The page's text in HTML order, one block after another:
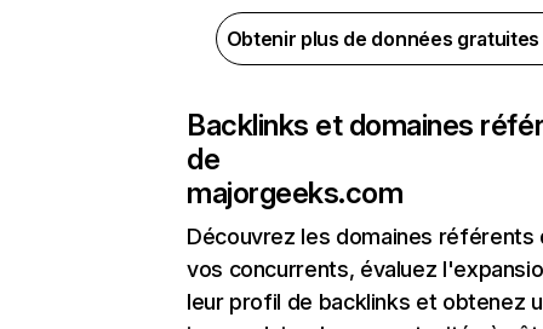
Obtenir plus de données
Backlinks et domaines
de
majorgeeks.com
Découvrez les domaines référents
vos concurrents, évaluez
leur profil de backlinks et obtenez